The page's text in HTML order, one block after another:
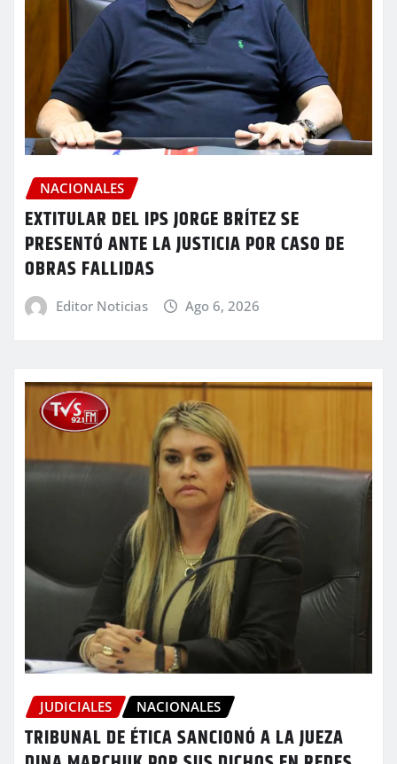
NACIONALES
EXTITULAR DEL IPS JORGE BRÍTEZ SE
PRESENTÓ ANTE LA JUSTICIA POR CASO DE
OBRAS FALLIDAS
Editor Noticias Ago 6, 2026
JUDICIALES NACIONALES
TRIBUNAL DE ÉTICA SANCIONÓ A LA JUEZA